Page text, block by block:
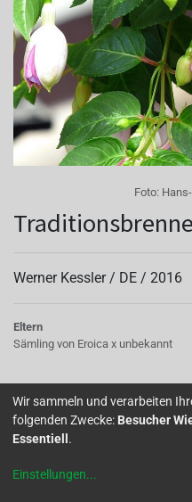
Foto:
Werner Kessler / DE / 2016
Eltern
Sämling von Eroica x unbekannt
Home Über uns
Wir sammeln und verarbeiten
folgenden Zwecke: Besucher
Essentiell .
Einstellungen...